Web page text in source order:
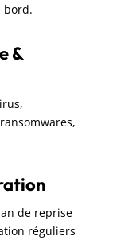
bord.
&
de reprise
réguliers